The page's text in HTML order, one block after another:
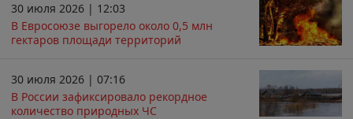
30 июля 2026 | 12:03
В Евросоюзе выгорело около 0,5 млн
гектаров площади территорий
30 июля 2026 | 07:16
В России зафиксировало рекордное
количество природных ЧС